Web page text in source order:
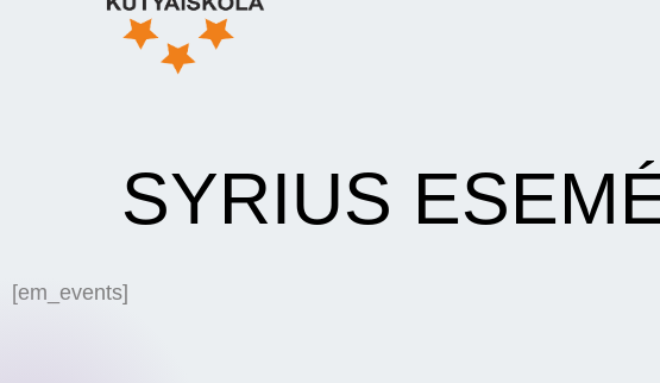
SYRIUS
[em_events]